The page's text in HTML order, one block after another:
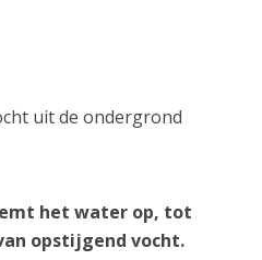
uit de ondergrond
het water op, tot
opstijgend vocht.